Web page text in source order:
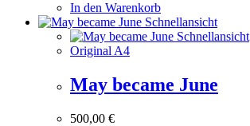
In den Warenkorb
Schnellansicht
Schnellansicht
Original A4
May became June
500,00 €